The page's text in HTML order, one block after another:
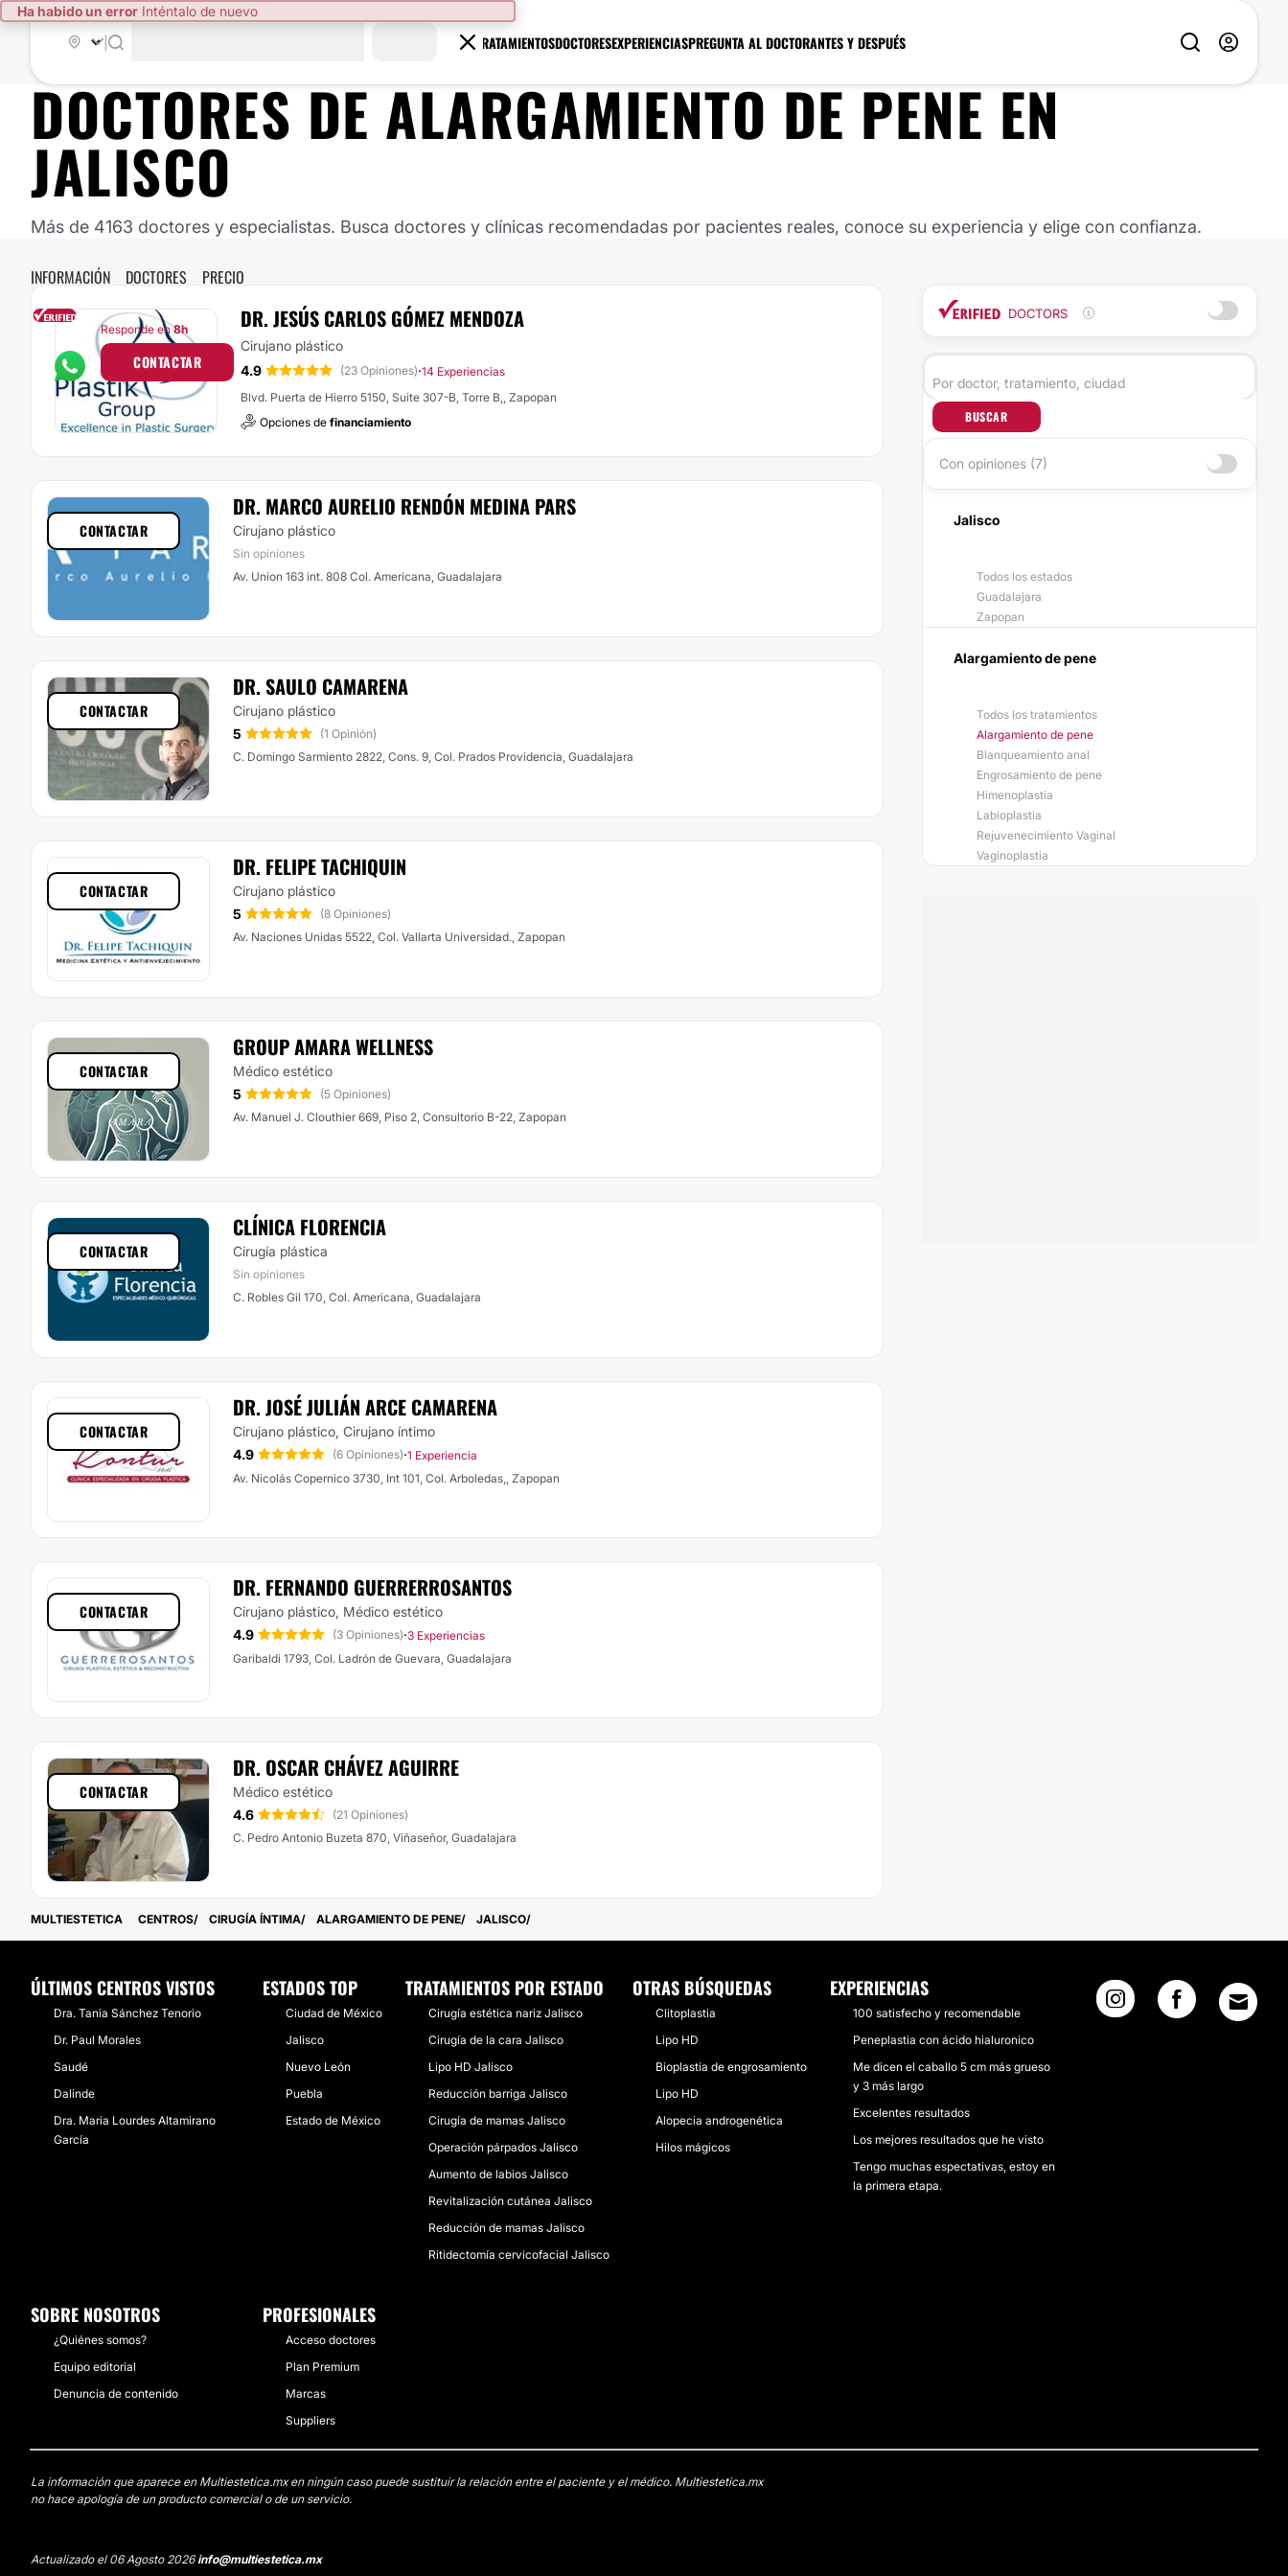
Ha habido un error Inténtalo de nuevo
TRATAMIENTOSDOCTORESEXPERIENCIASPREGUNTA AL DOCTORANTES Y DESPUÉS
DOCTORES DEALARGAMIENTO DE PENEEN
JALISCO
Más de 4163 doctores y especialistas. Busca doctores y clínicas recomendadas por pacientes reales, conoce su experiencia y elige con confianza.
INFORMACIÓN DOCTORES PRECIO
DR. JESÚS CARLOS GÓMEZ MENDOZA
Cirujano plástico
4.9
(23 Opiniones)·14 Experiencias
Blvd. Puerta de Hierro 5150, Suite 307-B, Torre B,, Zapopan
Opciones de financiamiento
Responde en8h
CONTACTAR
DR. MARCO AURELIO RENDÓN MEDINA PARS
Cirujano plástico
Sin opiniones
Av. Union 163 int. 808 Col. Americana, Guadalajara
CONTACTAR
DR. SAULO CAMARENA
Cirujano plástico
5
(1 Opinión)
C. Domingo Sarmiento 2822, Cons. 9, Col. Prados Providencia, Guadalajara
CONTACTAR
DR. FELIPE TACHIQUIN
Cirujano plástico
5
(8 Opiniones)
Av. Naciones Unidas 5522, Col. Vallarta Universidad., Zapopan
CONTACTAR
GROUP AMARA WELLNESS
Médico estético
5
(5 Opiniones)
Av. Manuel J. Clouthier 669, Piso 2, Consultorio B-22, Zapopan
CONTACTAR
CLÍNICA FLORENCIA
Cirugía plástica
Sin opiniones
C. Robles Gil 170, Col. Americana, Guadalajara
CONTACTAR
DR. JOSÉ JULIÁN ARCE CAMARENA
Cirujano plástico, Cirujano íntimo
4.9
(6 Opiniones)·1 Experiencia
Av. Nicolás Copernico 3730, Int 101, Col. Arboledas,, Zapopan
CONTACTAR
DR. FERNANDO GUERRERROSANTOS
Cirujano plástico, Médico estético
4.9
(3 Opiniones)·3 Experiencias
Garibaldi 1793, Col. Ladrón de Guevara, Guadalajara
CONTACTAR
DR. OSCAR CHÁVEZ AGUIRRE
Médico estético
4.6
(21 Opiniones)
C. Pedro Antonio Buzeta 870, Viñaseñor, Guadalajara
CONTACTAR
DOCTORS
BUSCAR
Con opiniones (7)
Jalisco
Todos los estados
Guadalajara
Zapopan
Alargamiento de pene
Todos los tratamientos
Alargamiento de pene
Blanqueamiento anal
Engrosamiento de pene
Himenoplastia
Labioplastia
Rejuvenecimiento Vaginal
Vaginoplastia
MULTIESTETICA CENTROS CIRUGÍA ÍNTIMA ALARGAMIENTO DE PENE JALISCO
ÚLTIMOS CENTROS VISTOS
Dra. Tania Sánchez Tenorio
Dr. Paul Morales
Saudé
Dalinde
Dra. Maria Lourdes Altamirano
García
ESTADOS TOP
Ciudad de México
Jalisco
Nuevo León
Puebla
Estado de México
TRATAMIENTOS POR ESTADO
Cirugía estética nariz Jalisco
Cirugía de la cara Jalisco
Lipo HD Jalisco
Reducción barriga Jalisco
Cirugía de mamas Jalisco
Operación párpados Jalisco
Aumento de labios Jalisco
Revitalización cutánea Jalisco
Reducción de mamas Jalisco
Ritidectomía cervicofacial Jalisco
OTRAS BÚSQUEDAS
Clitoplastia
Lipo HD
Bioplastia de engrosamiento
Lipo HD
Alopecia androgenética
Hilos mágicos
EXPERIENCIAS
100 satisfecho y recomendable
Peneplastia con ácido hialuronico
Me dicen el caballo 5 cm más grueso
y 3 más largo
Excelentes resultados
Los mejores resultados que he visto
Tengo muchas espectativas, estoy en
la primera etapa.
SOBRE NOSOTROS
¿Quiénes somos?
Equipo editorial
Denuncia de contenido
PROFESIONALES
Acceso doctores
Plan Premium
Marcas
Suppliers
La información que aparece en Multiestetica.mx en ningún caso puede sustituir la relación entre el paciente y el médico. Multiestetica.mx
no hace apología de un producto comercial o de un servicio.
Actualizado el 06 Agosto 2026info@multiestetica.mx